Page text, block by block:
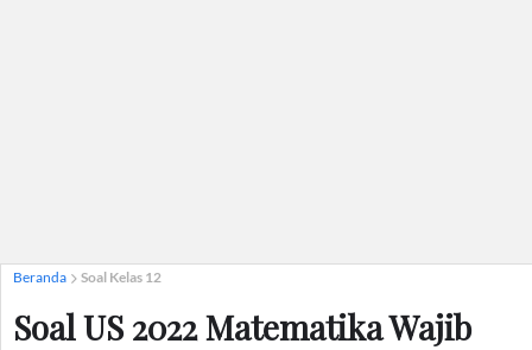
Beranda Soal Kelas 12
Soal US 2022 Matematika Wajib